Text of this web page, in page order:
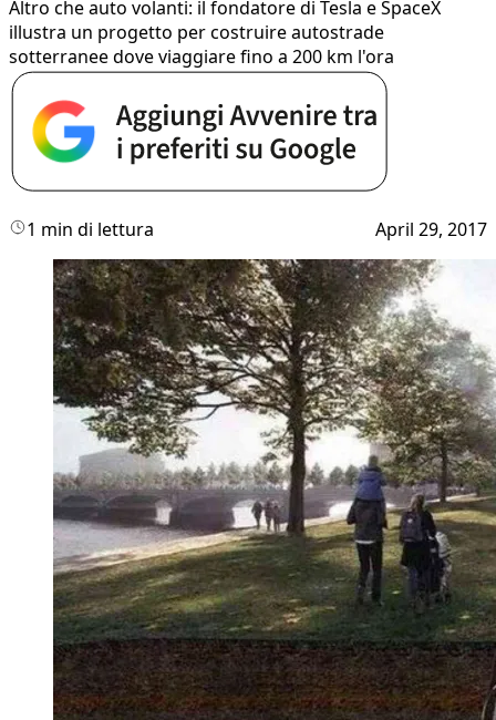
Altro che auto volanti: il fondatore di Tesla e SpaceX
illustra un progetto per costruire autostrade
sotterranee dove viaggiare fino a 200 km l'ora
1 min di lettura April 29, 2017